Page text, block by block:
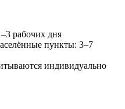
рабочих дня
пункты: 3–7
индивидуально